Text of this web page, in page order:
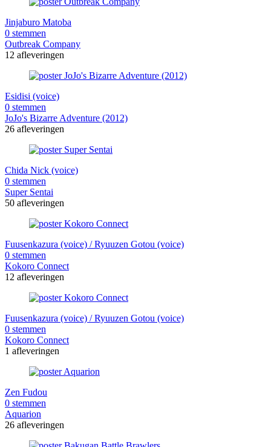
Jinjaburo Matoba
0 stemmen
Outbreak Company
12 afleveringen
Esidisi (voice)
0 stemmen
JoJo's Bizarre Adventure (2012)
26 afleveringen
Chida Nick (voice)
0 stemmen
Super Sentai
50 afleveringen
Fuusenkazura (voice) / Ryuuzen Gotou (voice)
0 stemmen
Kokoro Connect
12 afleveringen
Fuusenkazura (voice) / Ryuuzen Gotou (voice)
0 stemmen
Kokoro Connect
1 afleveringen
Zen Fudou
0 stemmen
Aquarion
26 afleveringen